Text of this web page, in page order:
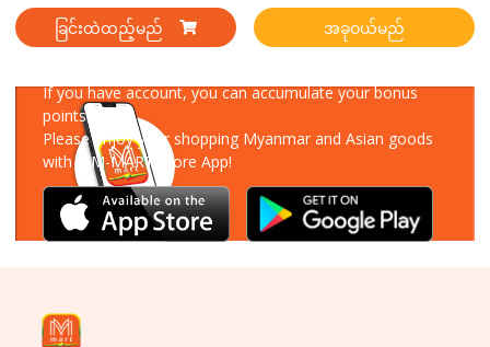
ခြင်းထဲထည့်မည် အခုဝယ်မည်
If you have account, you can accumulate your bonus
points!
Please enjoy your shopping Myanmar and Asian goods
with MM-MART Store App!